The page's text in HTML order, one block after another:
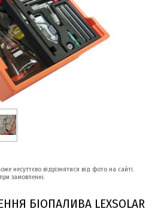
несуттєво відрізнятися від фото на сайті.
замовленні.
БІОПАЛИВА LEXSOLAR